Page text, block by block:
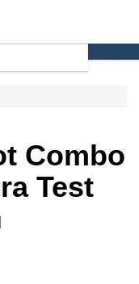
Combo
Test